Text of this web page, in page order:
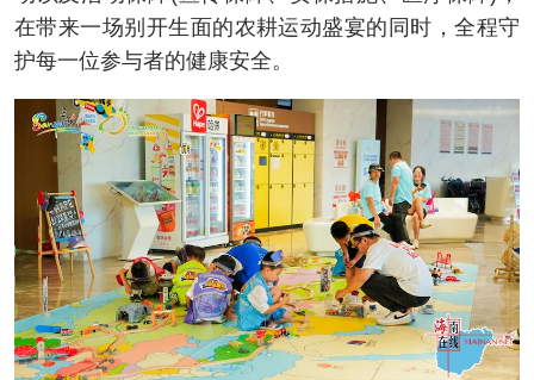
在带来一场别开生面的农耕运动盛宴的同时，全程守
护每一位参与者的健康安全。